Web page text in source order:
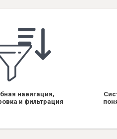
навигация,
и фильтрация